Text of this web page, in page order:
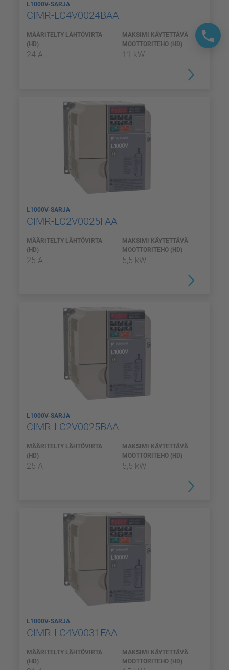
L1000V-SARJA
CIMR-LC4V0024BAA
MÄÄRITELTY LÄHTÖVIRTA
(HD)
24 A
MAKSIMI KÄYTETTÄVÄ
MOOTTORITEHO (HD)
11 kW
L1000V-SARJA
CIMR-LC2V0025FAA
MÄÄRITELTY LÄHTÖVIRTA
(HD)
25 A
MAKSIMI KÄYTETTÄVÄ
MOOTTORITEHO (HD)
5,5 kW
L1000V-SARJA
CIMR-LC2V0025BAA
MÄÄRITELTY LÄHTÖVIRTA
(HD)
25 A
MAKSIMI KÄYTETTÄVÄ
MOOTTORITEHO (HD)
5,5 kW
L1000V-SARJA
CIMR-LC4V0031FAA
MÄÄRITELTY LÄHTÖVIRTA
(HD)
MAKSIMI KÄYTETTÄVÄ
MOOTTORITEHO (HD)